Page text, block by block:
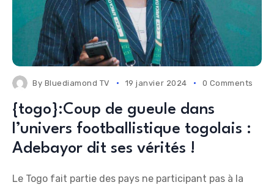
By Bluediamond TV 19 janvier 2024 0 Comments
{togo}:Coup de gueule dans
l’univers footballistique togolais :
Adebayor dit ses vérités !
Le Togo fait partie des pays ne participant pas à la